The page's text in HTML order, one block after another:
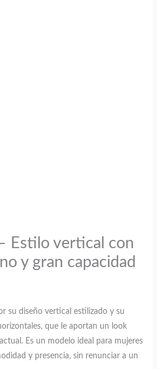
Estilo vertical con
y gran capacidad
su diseño vertical estilizado y su
que le aportan un look
Es un modelo ideal para mujeres
y presencia, sin renunciar a un